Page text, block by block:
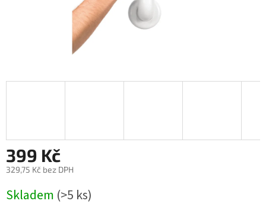
399 Kč
329,75 Kč bez DPH
cena:
Skladem (>5 ks)